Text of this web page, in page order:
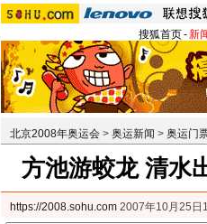
搜狐首页-新
北京2008年奥运会 > 奥运新闻 > 奥运门
方池游蛟龙 清水
https://2008.sohu.com 2007年10月25日